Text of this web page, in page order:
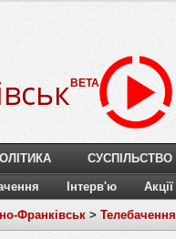
BETA
СУСПІЛЬСТВО
Інтерв'ю Акції
Франківськ > Телебачення